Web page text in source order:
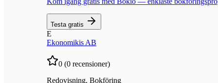
Testa gratis
E
Ekonomikis AB
0 (0 recensioner)
Redovisning, Bokföring